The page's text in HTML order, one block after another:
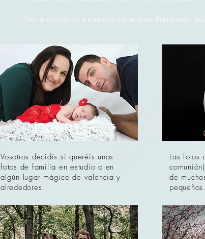
Ven a visitarnos a nuestro estudio en Masalavés,
Familiar
Vosotros decidís si queréis unas
fotos de familia en estudio o en
algún lugar mágico de valencia y
alrededores.
Las fotos
de
pequeños.